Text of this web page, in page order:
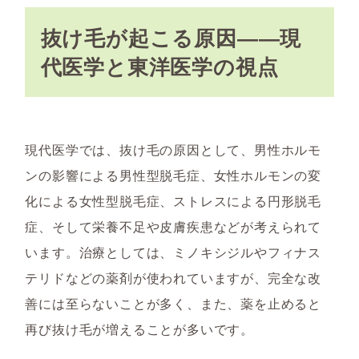
抜け毛が起こる原因――現
代医学と東洋医学の視点
現代医学では、抜け毛の原因として、男性ホルモ
ンの影響による男性型脱毛症、女性ホルモンの変
化による女性型脱毛症、ストレスによる円形脱毛
症、そして栄養不足や皮膚疾患などが考えられて
います。治療としては、ミノキシジルやフィナス
テリドなどの薬剤が使われていますが、完全な改
善には至らないことが多く、また、薬を止めると
再び抜け毛が増えることが多いです。